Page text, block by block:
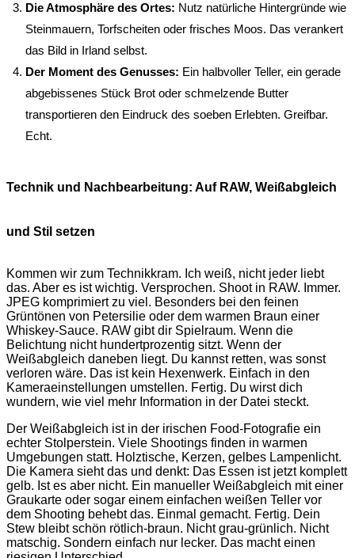
Die Atmosphäre des Ortes: Nutz natürliche Hintergründe wie
Steinmauern, Torfscheiten oder frisches Moos. Das verankert
das Bild in Irland selbst.
Der Moment des Genusses: Ein halbvoller Teller, ein gerade
abgebissenes Stück Brot oder schmelzende Butter
transportieren den Eindruck des soeben Erlebten. Greifbar.
Echt.
Technik und Nachbearbeitung: Auf RAW, Weißabgleich
und Stil setzen
Kommen wir zum Technikkram. Ich weiß, nicht jeder liebt
das. Aber es ist wichtig. Versprochen. Shoot in RAW. Immer.
JPEG komprimiert zu viel. Besonders bei den feinen
Grüntönen von Petersilie oder dem warmen Braun einer
Whiskey-Sauce. RAW gibt dir Spielraum. Wenn die
Belichtung nicht hundertprozentig sitzt. Wenn der
Weißabgleich daneben liegt. Du kannst retten, was sonst
verloren wäre. Das ist kein Hexenwerk. Einfach in den
Kameraeinstellungen umstellen. Fertig. Du wirst dich
wundern, wie viel mehr Information in der Datei steckt.
Der Weißabgleich ist in der irischen Food-Fotografie ein
echter Stolperstein. Viele Shootings finden in warmen
Umgebungen statt. Holztische, Kerzen, gelbes Lampenlicht.
Die Kamera sieht das und denkt: Das Essen ist jetzt komplett
gelb. Ist es aber nicht. Ein manueller Weißabgleich mit einer
Graukarte oder sogar einem einfachen weißen Teller vor
dem Shooting behebt das. Einmal gemacht. Fertig. Dein
Stew bleibt schön rötlich-braun. Nicht grau-grünlich. Nicht
matschig. Sondern einfach nur lecker. Das macht einen